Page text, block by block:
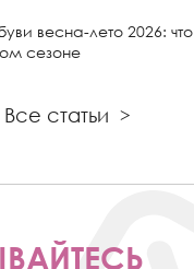
весна-лето 2026: что
сезоне
Все статьи >